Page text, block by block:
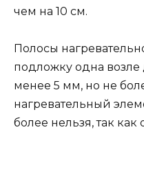
чем на 10 см.
Полосы
подложку одна возле
менее 5 мм, но не
нагревательный
более нельзя, так как